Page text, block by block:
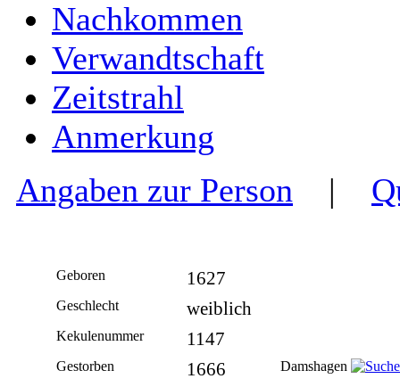
Nachkommen
Verwandtschaft
Zeitstrahl
Anmerkung
Angaben zur Person |
Geboren 1627
Geschlecht weiblich
Kekulenummer 1147
Gestorben 1666
Damshagen